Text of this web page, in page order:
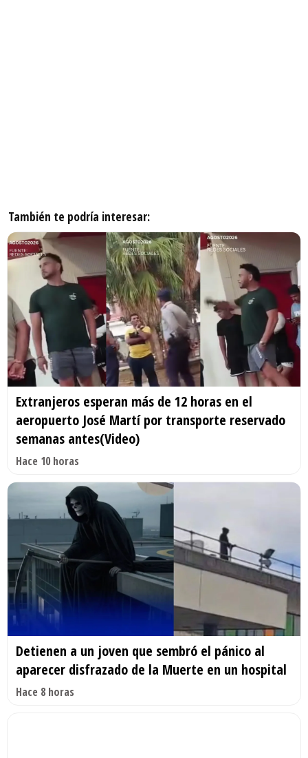
También te podría interesar:
Extranjeros esperan más de 12 horas en el
aeropuerto José Martí por transporte reservado
semanas antes(Video)
Hace 10 horas
Detienen a un joven que sembró el pánico al
aparecer disfrazado de la Muerte en un hospital
Hace 8 horas